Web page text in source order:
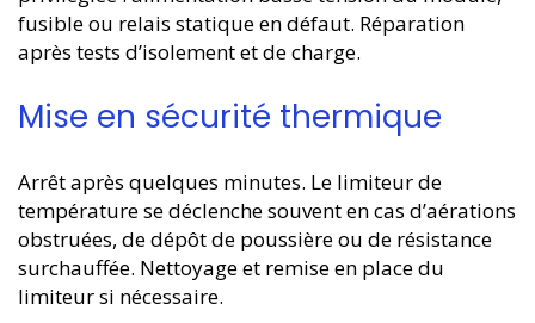
fusible ou relais statique en défaut. Réparation
après tests d’isolement et de charge.
Mise en sécurité thermique
Arrêt après quelques minutes. Le limiteur de
température se déclenche souvent en cas d’aérations
obstruées, de dépôt de poussière ou de résistance
surchauffée. Nettoyage et remise en place du
limiteur si nécessaire.